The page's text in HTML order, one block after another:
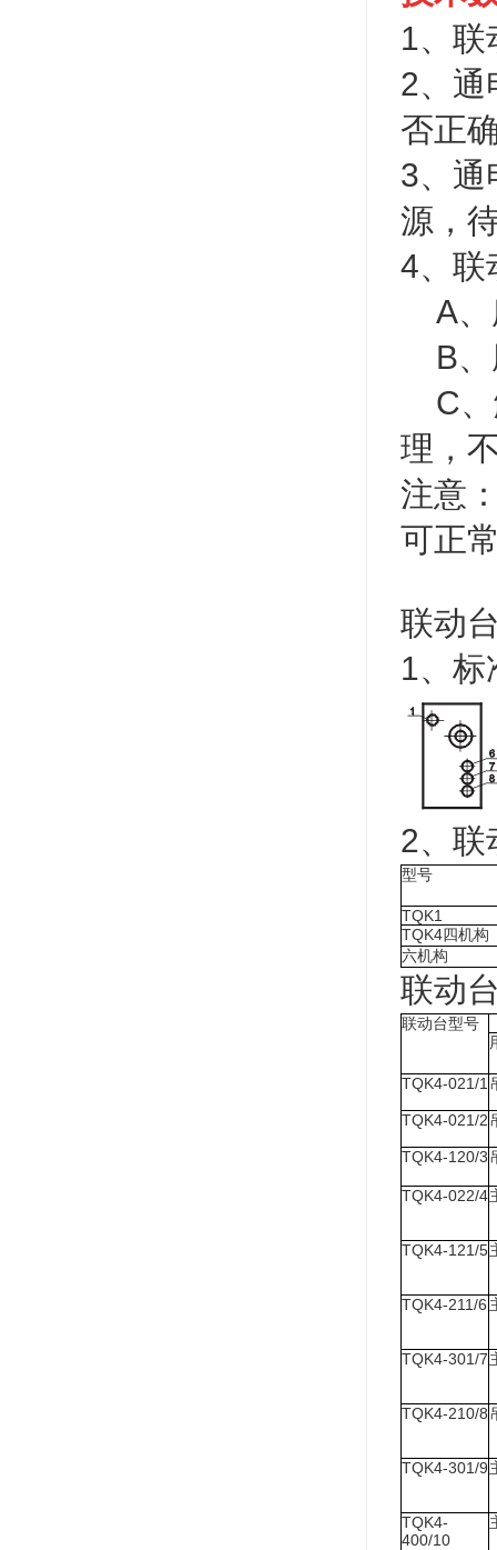
1、联
2、通
否正
3、通
源，
4、联
A、
B、
C、
理，
注意
可正
联动
1、标
2、联
型号
TQK1
TQK4四机构
六机构
联动
联动台型号
TQK4-021/1
TQK4-021/2
TQK4-120/3
TQK4-022/4
TQK4-121/5
TQK4-211/6
TQK4-301/7
TQK4-210/8
TQK4-301/9
TQK4-
400/10